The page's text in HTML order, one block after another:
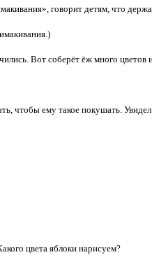
говорит детям, что
Вот соберёт ёж много
чтобы ему такое покушать.
цвета яблоки нарисуем?